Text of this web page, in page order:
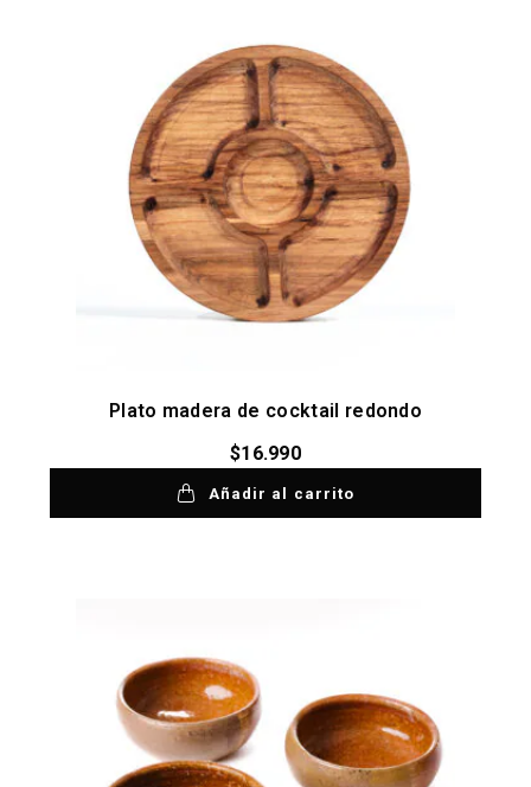
Plato madera de cocktail redondo
$16.990
Añadir al carrito